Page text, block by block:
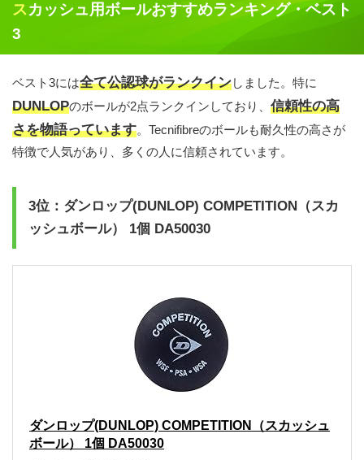
スカッシュ用ボールおすすめランキング・ベスト
3
ベスト3には全て公認球がランクインしました。特に
DUNLOPのボールが2点ランクインしており、 信頼性の高
さを物語っています。Tecnifibreのボールも耐久性の高さが
特徴で人気があり、多くの人に信頼されています。
3位：ダンロップ(DUNLOP) COMPETITION（スカ
ッシュボール） 1個 DA50030
ダンロップ(DUNLOP) COMPETITION（スカッシュ
ボール） 1個 DA50030